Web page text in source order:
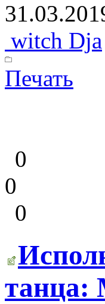
witch Dja
Печать
0
0
0
танца: